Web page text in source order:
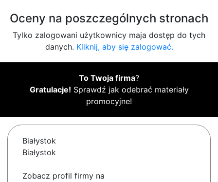
Oceny na poszczególnych stronach
Tylko zalogowani użytkownicy maja dostęp do tych
danych. Kliknij, aby się zalogować.
To Twoja firma?
Gratulacje! Sprawdź jak odebrać materiały
promocyjne!
Białystok
Białystok
Zobacz profil firmy na